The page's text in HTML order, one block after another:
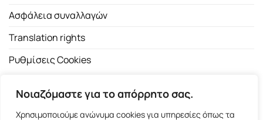
Νοιαζόμαστε για το απόρρητο σας.
Χρησιμοποιούμε ανώνυμα cookies για υπηρεσίες όπως τα
Ασφάλεια συναλλαγών
Translation rights
Ρυθμίσεις Cookies